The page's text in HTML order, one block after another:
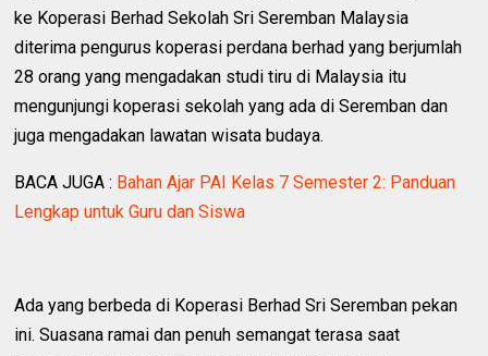
ke Koperasi Berhad Sekolah Sri Seremban Malaysia
diterima pengurus koperasi perdana berhad yang berjumlah
28 orang yang mengadakan studi tiru di Malaysia itu
mengunjungi koperasi sekolah yang ada di Seremban dan
juga mengadakan lawatan wisata budaya.
BACA JUGA : Bahan Ajar PAI Kelas 7 Semester 2: Panduan
Lengkap untuk Guru dan Siswa
‎Ada yang berbeda di Koperasi Berhad Sri Seremban pekan
ini. Suasana ramai dan penuh semangat terasa saat